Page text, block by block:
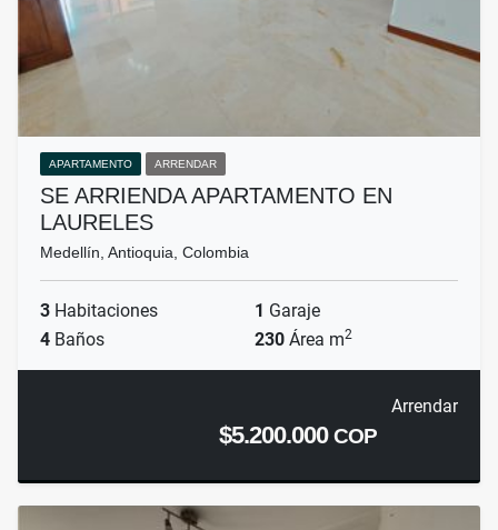
APARTAMENTO ARRENDAR
SE ARRIENDA APARTAMENTO EN
LAURELES
Medellín, Antioquia, Colombia
3 Habitaciones 1 Garaje
4 Baños 230 Área m2
Arrendar
$5.200.000COP